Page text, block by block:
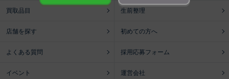
買取品目 生前整理
店舗を探す 初めての方へ
よくある質問 採用応募フォーム
イベント 運営会社